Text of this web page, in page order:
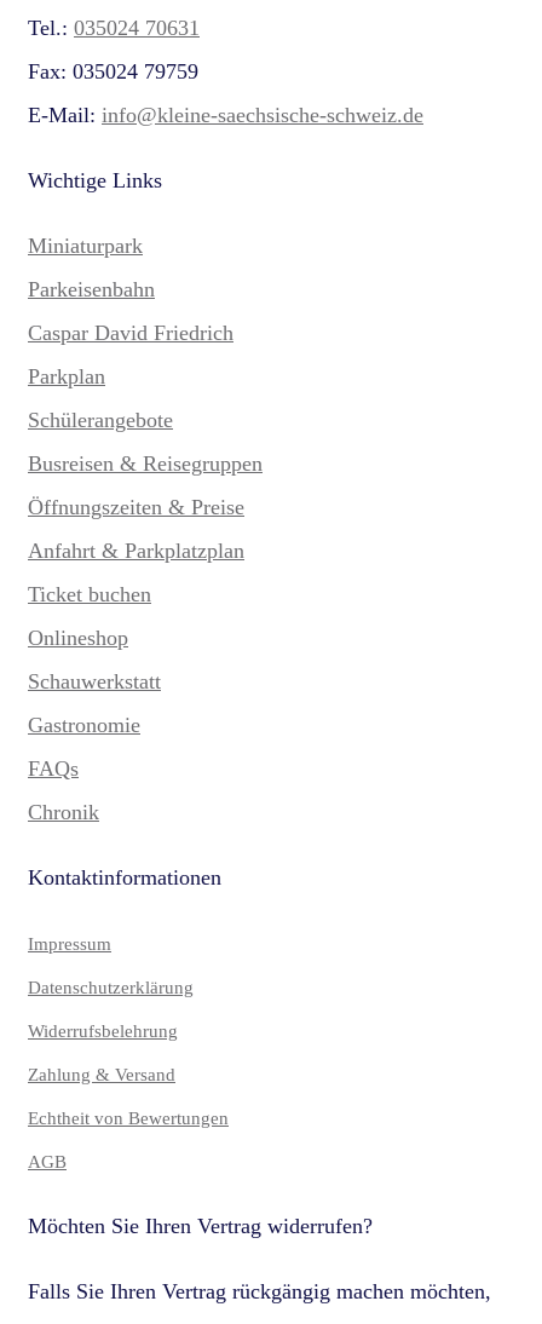
Tel.: 035024 70631
Fax: 035024 79759
E-Mail: info@kleine-saechsische-schweiz.de
Wichtige Links
Miniaturpark
Parkeisenbahn
Caspar David Friedrich
Parkplan
Schülerangebote
Busreisen & Reisegruppen
Öffnungszeiten & Preise
Anfahrt & Parkplatzplan
Ticket buchen
Onlineshop
Schauwerkstatt
Gastronomie
FAQs
Chronik
Kontaktinformationen
Impressum
Datenschutzerklärung
Widerrufsbelehrung
Zahlung & Versand
Echtheit von Bewertungen
AGB
Möchten Sie Ihren Vertrag widerrufen?
Falls Sie Ihren Vertrag rückgängig machen möchten,